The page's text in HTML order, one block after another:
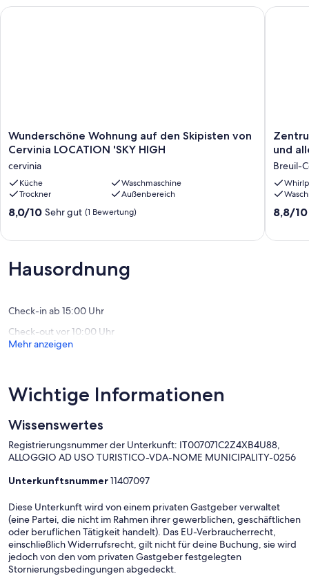
Wunderschöne
Wohnung
den
Skipisten
von
Cervinia
LOCATION
Wunderschöne Wohnung auf den Skipisten von
Cervinia LOCATION 'SKY HIGH
cervinia
Küche
Waschmaschine
Trockner
Außenbereich
8.0
gut,
(1
8,0/10 Sehr gut (1 Bewertung)
Wunderschöne Wohnung auf den Skipisten von Cervinia
von
100
m
von
den
Liften
und
Breuil-
8.8
8,8/10
Hausordnung
Check-in ab 15:00 Uhr
Check-out vor 10:00 Uhr
Mehr anzeigen
Wichtige Informationen
Wissenswertes
Registrierungsnummer der Unterkunft: IT007071C2Z4XB4U88,
ALLOGGIO AD USO TURISTICO-VDA-NOME MUNICIPALITY-0256
Unterkunftsnummer11407097
Diese Unterkunft wird von einem privaten Gastgeber verwaltet
(eine Partei, die nicht im Rahmen ihrer gewerblichen, geschäftlichen
oder beruflichen Tätigkeit handelt). Das EU-Verbraucherrecht,
einschließlich Widerrufsrecht, gilt nicht für deine Buchung, sie wird
jedoch von den vom privaten Gastgeber festgelegten
Stornierungsbedingungen abgedeckt.